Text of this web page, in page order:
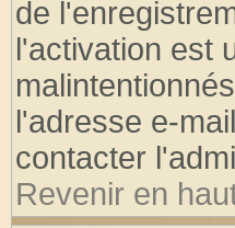
de
l'activation est
l'adresse e-
contacter
Revenir en